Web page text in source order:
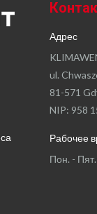
Адрес
ul.
81-571
NIP: 958
Рабочее
Пон. -